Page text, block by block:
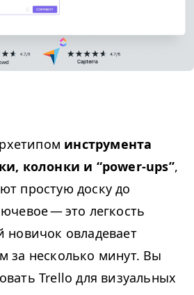
инструмента
колонки и “power-ups”,
простую доску до
— это легкость
новичок овладевает
за несколько минут. Вы
Trello для визуальных